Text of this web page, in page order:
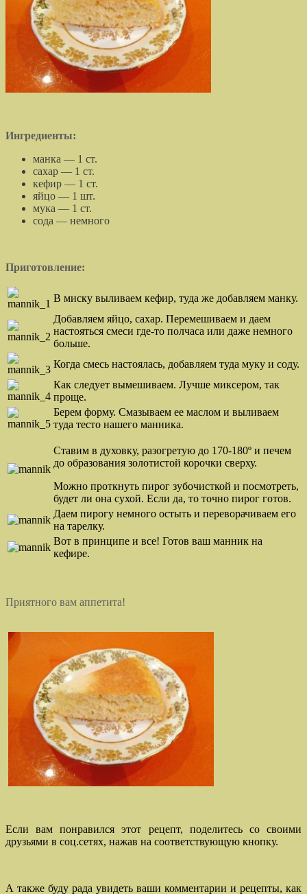
Ингредиенты:
манка — 1 ст.
сахар — 1 ст.
кефир — 1 ст.
яйцо — 1 шт.
мука — 1 ст.
сода — немного
Приготовление:
В миску выливаем кефир, туда же добавляем манку.
Добавляем яйцо, сахар. Перемешиваем и даем
настояться смеси где-то полчаса или даже немного
больше.
Когда смесь настоялась, добавляем туда муку и соду.
Как следует вымешиваем. Лучше миксером, так
проще.
Берем форму. Смазываем ее маслом и выливаем
туда тесто нашего манника.
Ставим в духовку, разогретую до 170-180º и печем
до образования золотистой корочки сверху.
Можно проткнуть пирог зубочисткой и посмотреть,
будет ли она сухой. Если да, то точно пирог готов.
Даем пирогу немного остыть и переворачиваем его
на тарелку.
Вот в принципе и все! Готов ваш манник на
кефире.
Приятного вам аппетита!
Если вам понравился этот рецепт, поделитесь со своими
друзьями в соц.сетях, нажав на соответствующую кнопку.
А также буду рада увидеть ваши комментарии и рецепты, как